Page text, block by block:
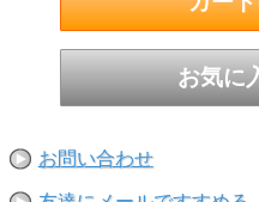
お問い合わせ